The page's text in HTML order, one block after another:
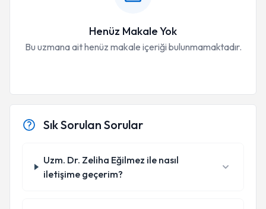
Henüz Makale Yok
Bu uzmana ait henüz makale içeriği bulunmamaktadır.
Sık Sorulan Sorular
Uzm. Dr. Zeliha Eğilmez ile nasıl
iletişime geçerim?